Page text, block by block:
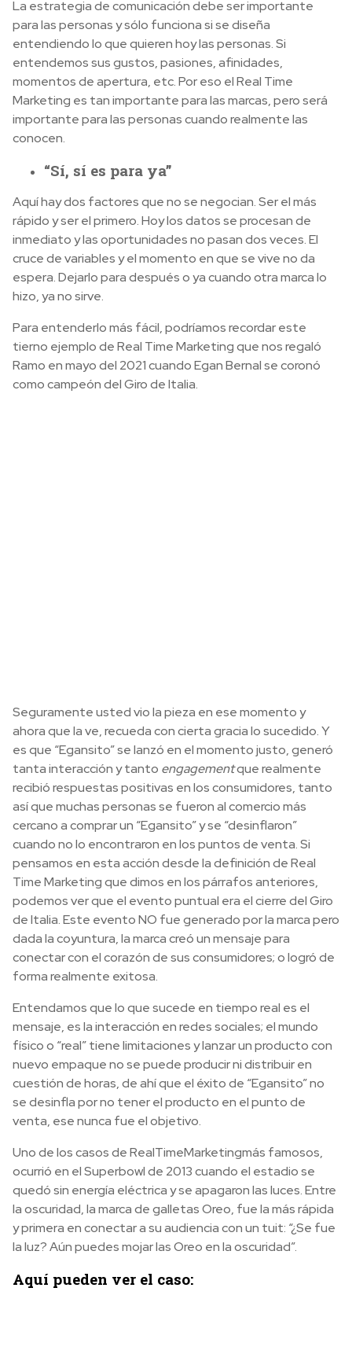
La estrategia de comunicación debe ser importante
para las personas y sólo funciona si se diseña
entendiendo lo que quieren hoy las personas. Si
entendemos sus gustos, pasiones, afinidades,
momentos de apertura, etc. Por eso el Real Time
Marketing es tan importante para las marcas, pero será
importante para las personas cuando realmente las
conocen.
“Sí, sí es para ya”
Aquí hay dos factores que no se negocian. Ser el más
rápido y ser el primero. Hoy los datos se procesan de
inmediato y las oportunidades no pasan dos veces. El
cruce de variables y el momento en que se vive no da
espera. Dejarlo para después o ya cuando otra marca lo
hizo, ya no sirve.
Para entenderlo más fácil, podríamos recordar este
tierno ejemplo de Real Time Marketing que nos regaló
Ramo en mayo del 2021 cuando Egan Bernal se coronó
como campeón del Giro de Italia.
Seguramente usted vio la pieza en ese momento y
ahora que la ve, recueda con cierta gracia lo sucedido. Y
es que “Egansito” se lanzó en el momento justo, generó
tanta interacción y tanto engagementque realmente
recibió respuestas positivas en los consumidores, tanto
así que muchas personas se fueron al comercio más
cercano a comprar un “Egansito” y se “desinflaron”
cuando no lo encontraron en los puntos de venta. Si
pensamos en esta acción desde la definición de Real
Time Marketing que dimos en los párrafos anteriores,
podemos ver que el evento puntual era el cierre del Giro
de Italia. Este evento NO fue generado por la marca pero
dada la coyuntura, la marca creó un mensaje para
conectar con el corazón de sus consumidores; o logró de
forma realmente exitosa.
Entendamos que lo que sucede en tiempo real es el
mensaje, es la interacción en redes sociales; el mundo
físico o “real” tiene limitaciones y lanzar un producto con
nuevo empaque no se puede producir ni distribuir en
cuestión de horas, de ahí que el éxito de “Egansito” no
se desinfla por no tener el producto en el punto de
venta, ese nunca fue el objetivo.
Uno de los casos de RealTimeMarketingmás famosos,
ocurrió en el Superbowl de 2013 cuando el estadio se
quedó sin energía eléctrica y se apagaron las luces. Entre
la oscuridad, la marca de galletas Oreo, fue la más rápida
y primera en conectar a su audiencia con un tuit: “¿Se fue
la luz? Aún puedes mojar las Oreo en la oscuridad”.
Aquí pueden ver el caso: